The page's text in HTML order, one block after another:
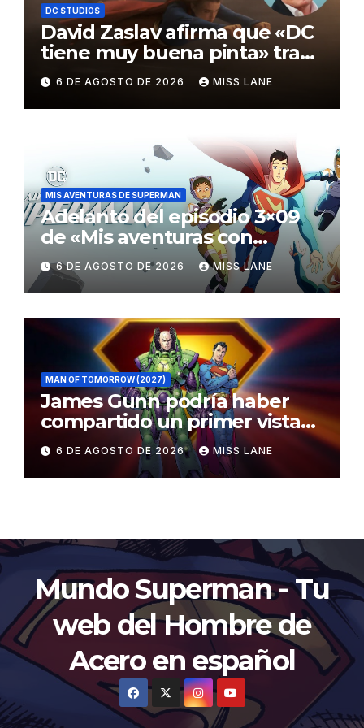
DC STUDIOS
David Zaslav afirma que «DC
tiene muy buena pinta» tras
el fracaso de «Supergirl»
6 DE AGOSTO DE 2026 MISS LANE
MIS AVENTURAS DE SUPERMAN
Adelanto del episodio 3×09
de «Mis aventuras con
Superman»
6 DE AGOSTO DE 2026 MISS LANE
MAN OF TOMORROW (2027)
James Gunn podría haber
compartido un primer vistazo
al traje de Brainiac
6 DE AGOSTO DE 2026 MISS LANE
Mundo Superman - Tu
web del Hombre de
Acero en español